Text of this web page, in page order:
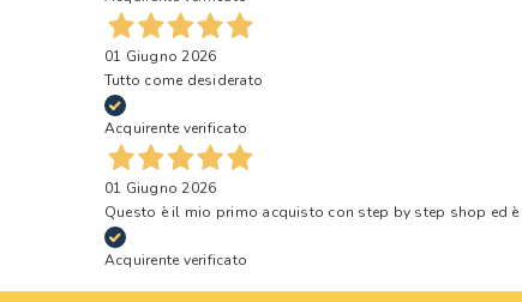
01 Giugno 2026
Tutto come desiderato
Acquirente verificato
01 Giugno 2026
Questo è il mio primo acquisto con step by step shop ed
Acquirente verificato